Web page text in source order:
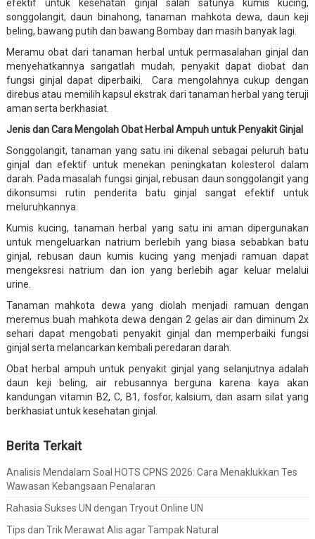
efektif untuk kesehatan ginjal salah satunya kumis kucing,
songgolangit, daun binahong, tanaman mahkota dewa, daun keji
beling, bawang putih dan bawang Bombay dan masih banyak lagi.
Meramu obat dari tanaman herbal untuk permasalahan ginjal dan
menyehatkannya sangatlah mudah, penyakit dapat diobat dan
fungsi ginjal dapat diperbaiki. Cara mengolahnya cukup dengan
direbus atau memilih kapsul ekstrak dari tanaman herbal yang teruji
aman serta berkhasiat.
Jenis dan Cara Mengolah Obat Herbal Ampuh untuk Penyakit Ginjal
Songgolangit, tanaman yang satu ini dikenal sebagai peluruh batu
ginjal dan efektif untuk menekan peningkatan kolesterol dalam
darah. Pada masalah fungsi ginjal, rebusan daun songgolangit yang
dikonsumsi rutin penderita batu ginjal sangat efektif untuk
meluruhkannya.
Kumis kucing, tanaman herbal yang satu ini aman dipergunakan
untuk mengeluarkan natrium berlebih yang biasa sebabkan batu
ginjal, rebusan daun kumis kucing yang menjadi ramuan dapat
mengeksresi natrium dan ion yang berlebih agar keluar melalui
urine.
Tanaman mahkota dewa yang diolah menjadi ramuan dengan
meremus buah mahkota dewa dengan 2 gelas air dan diminum 2x
sehari dapat mengobati penyakit ginjal dan memperbaiki fungsi
ginjal serta melancarkan kembali peredaran darah.
Obat herbal ampuh untuk penyakit ginjal yang selanjutnya adalah
daun keji beling, air rebusannya berguna karena kaya akan
kandungan vitamin B2, C, B1, fosfor, kalsium, dan asam silat yang
berkhasiat untuk kesehatan ginjal.
Berita Terkait
Analisis Mendalam Soal HOTS CPNS 2026: Cara Menaklukkan Tes
Wawasan Kebangsaan Penalaran
Rahasia Sukses UN dengan Tryout Online UN
Tips dan Trik Merawat Alis agar Tampak Natural